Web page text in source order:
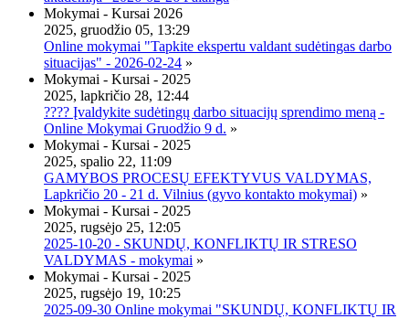
Mokymai - Kursai 2026
2025, gruodžio 05, 13:29
Online mokymai "Tapkite ekspertu valdant sudėtingas darbo
situacijas" - 2026-02-24 »
Mokymai - Kursai - 2025
2025, lapkričio 28, 12:44
???? Įvaldykite sudėtingų darbo situacijų sprendimo meną -
Online Mokymai Gruodžio 9 d. »
Mokymai - Kursai - 2025
2025, spalio 22, 11:09
GAMYBOS PROCESŲ EFEKTYVUS VALDYMAS,
Lapkričio 20 - 21 d. Vilnius (gyvo kontakto mokymai) »
Mokymai - Kursai - 2025
2025, rugsėjo 25, 12:05
2025-10-20 - SKUNDŲ, KONFLIKTŲ IR STRESO
VALDYMAS - mokymai »
Mokymai - Kursai - 2025
2025, rugsėjo 19, 10:25
2025-09-30 Online mokymai "SKUNDŲ, KONFLIKTŲ IR